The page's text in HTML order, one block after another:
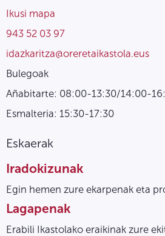
Ikusi mapa
943 52 03 97
idazkaritza@oreretaikastola.eus
Bulegoak
Añabitarte: 08:00-13:30/14:00-
Esmalteria: 15:30-17:30
Eskaerak
Iradokizunak
Egin hemen zure ekarpenak eta
Lagapenak
Erabili Ikastolako eraikinak zure